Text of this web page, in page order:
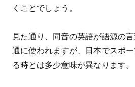
くことでしょう。
見た通り、同音の英語が語源の
通に使われますが、日本でスポ
る時とは多少意味が異なります。